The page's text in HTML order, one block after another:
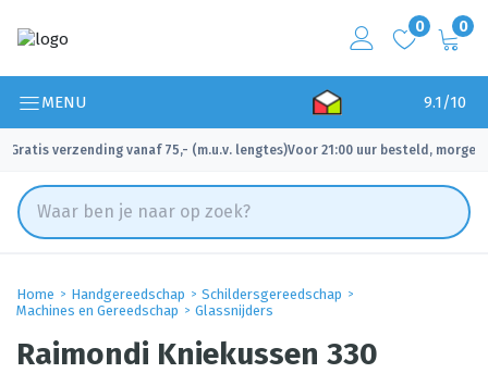
0 0
MENU 9.1/10
Gratis verzending vanaf 75,- (m.u.v. lengtes)
✓ Voor 21:00 uur besteld, morgen
Home Handgereedschap
Schildersgereedschap
Machines en Gereedschap
Glassnijders
Raimondi Kniekussen 330